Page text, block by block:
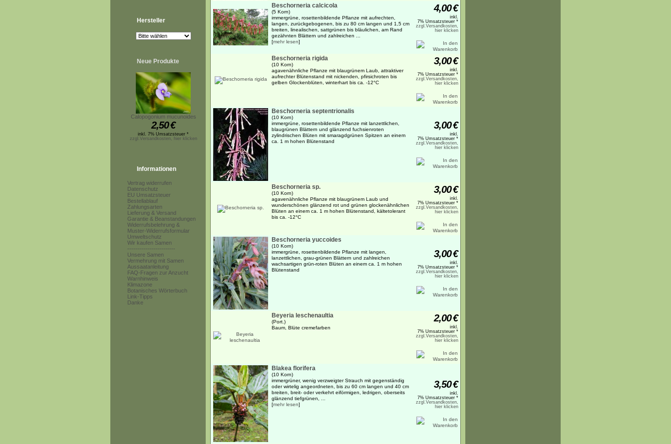
Hersteller
Neue Produkte
Calopogonium mucunoides
2,50€
inkl. 7% Umsatzsteuer *
zzgl.Versandkosten, hier klicken
Informationen
Vertrag widerrufen
Datenschutz
EU Umsatzsteuer
Bestellablauf
Zahlungsarten
Lieferung & Versand
Garantie & Beanstandungen
Widerrufsbelehrung &
Muster-Widerrufsformular
Umweltschutz
Wir kaufen Samen
------------------------
Unsere Samen
Vermehrung mit Samen
Aussaatanleitung
FAQ-Fragen zur Anzucht
Warnhinweis
Klimazone
Botanisches Wörterbuch
Link-Tipps
Danke
Beschorneria calcicola
(5 Korn)
immergrüne, rosettenbildende Pflanze mit aufrechten,
langen, zurückgebogenen, bis zu 80 cm langen und 1,5 cm
breiten, linealischen, sattgrünen bis bläulichen, am Rand
gezähnten Blättern und zahlreichen ...
[mehr lesen]
4,00€
inkl.
7% Umsatzsteuer *
zzgl.Versandkosten,
hier klicken
Beschorneria rigida
(10 Korn)
agavenähnliche Pflanze mit blaugrünem Laub, attraktiver
aufrechter Blütenstand mit nickenden, pfirsichroten bis
gelben Glockenblüten, winterhart bis ca. -12°C
3,00€
inkl.
7% Umsatzsteuer *
zzgl.Versandkosten,
hier klicken
Beschorneria septentrionalis
(10 Korn)
immergrüne, rosettenbildende Pflanze mit lanzettlichen,
blaugrünen Blättern und glänzend fuchsienroten
zylindrischen Blüten mit smaragdgrünen Spitzen an einem
ca. 1 m hohen Blütenstand
3,00€
inkl.
7% Umsatzsteuer *
zzgl.Versandkosten,
hier klicken
Beschorneria sp.
(10 Korn)
agavenähnliche Pflanze mit blaugrünem Laub und
wunderschönen glänzend rot und grünen glockenähnlichen
Blüten an einem ca. 1 m hohen Blütenstand, kältetolerant
bis ca. -12°C
3,00€
inkl.
7% Umsatzsteuer *
zzgl.Versandkosten,
hier klicken
Beschorneria yuccoides
(10 Korn)
immergrüne, rosettenbildende Pflanze mit langen,
lanzettlichen, grau-grünen Blättern und zahlreichen
wachsartigen grün-roten Blüten an einem ca. 1 m hohen
Blütenstand
3,00€
inkl.
7% Umsatzsteuer *
zzgl.Versandkosten,
hier klicken
Beyeria leschenaultia
(Port.)
Baum, Blüte cremefarben
2,00€
inkl.
7% Umsatzsteuer *
zzgl.Versandkosten,
hier klicken
Blakea florifera
(10 Korn)
immergrüner, wenig verzweigter Strauch mit gegenständig
oder wirtelig angeordneten, bis zu 60 cm langen und 40 cm
breiten, breit- oder verkehrt eiförmigen, ledrigen, oberseits
glänzend tiefgrünen, ...
[mehr lesen]
3,50€
inkl.
7% Umsatzsteuer *
zzgl.Versandkosten,
hier klicken